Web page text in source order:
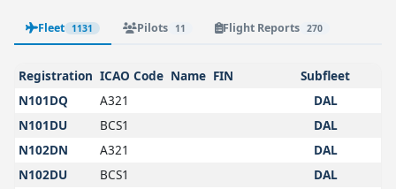
Fleet 1131 Pilots 11 Flight Reports 270
Registration ICAO Code Name FIN
Subfleet
N101DQ
A321
DAL
N101DU
BCS1
DAL
N102DN
A321
DAL
N102DU
BCS1
DAL